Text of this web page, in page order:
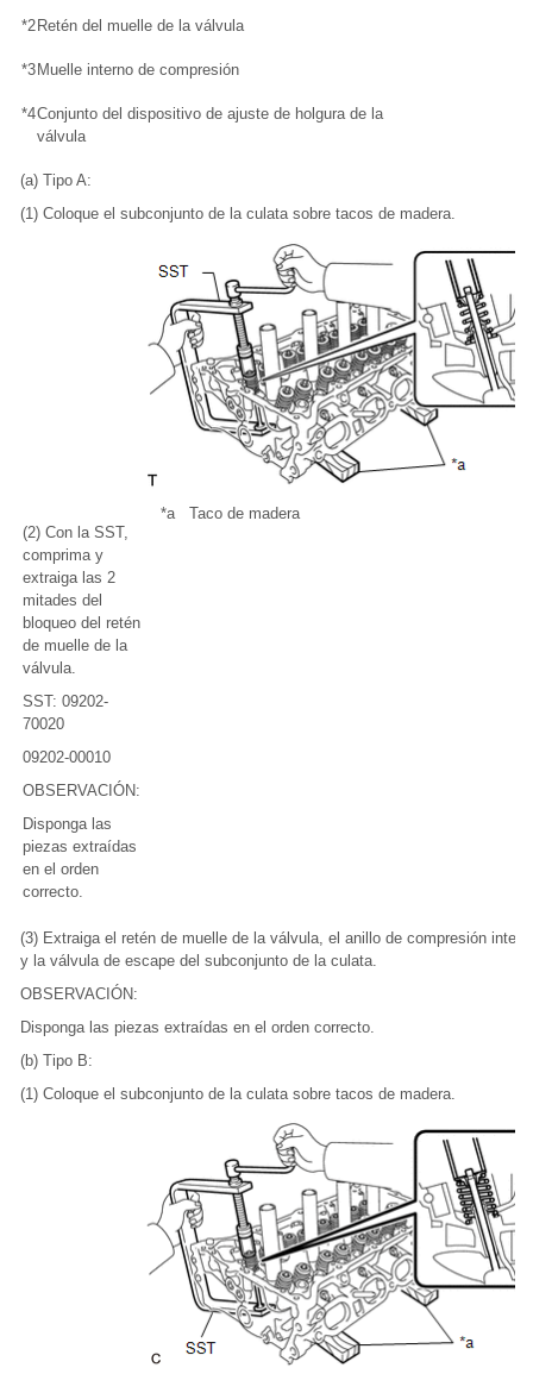
*2 Retén del muelle de la válvula
*3 Muelle interno de compresión
*4Conjunto del dispositivo de ajuste de holgura de la
válvula
(a) Tipo A:
(1) Coloque el subconjunto de la culata sobre tacos de madera.
(2) Con la SST,
comprima y
extraiga las 2
mitades del
bloqueo del retén
de muelle de la
válvula.
SST: 09202-
70020
09202-00010
OBSERVACIÓN:
Disponga las
piezas extraídas
en el orden
correcto.
*a Taco de madera
(3) Extraiga el retén de muelle de la válvula, el anillo de compresión
y la válvula de escape del subconjunto de la culata.
OBSERVACIÓN:
Disponga las piezas extraídas en el orden correcto.
(b) Tipo B:
(1) Coloque el subconjunto de la culata sobre tacos de madera.